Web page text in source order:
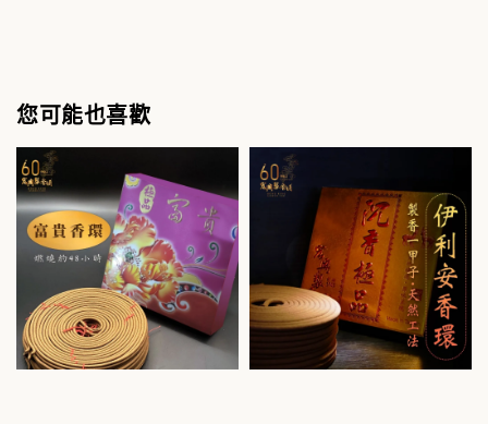
您可能也喜歡